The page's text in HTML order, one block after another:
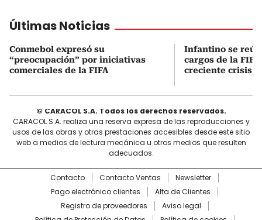
Últimas Noticias
Conmebol expresó su
“preocupación” por iniciativas
comerciales de la FIFA
Infantino se
cargos de la
creciente crisis
© CARACOL S.A. Todos los derechos reservados.
CARACOL S.A. realiza una reserva expresa de las reproducciones y
usos de las obras y otras prestaciones accesibles desde este sitio
web a medios de lectura mecánica u otros medios que resulten
adecuados.
Contacto Contacto Ventas
Newsletter
Pago electrónico clientes
Alta de Clientes
Registro de proveedores
Aviso legal